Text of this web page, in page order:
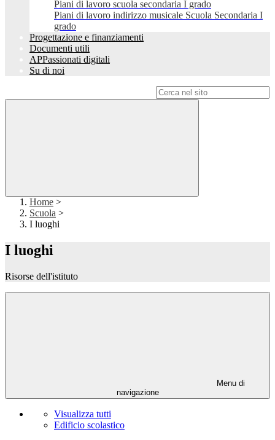
Piani di lavoro scuola secondaria I grado
Piani di lavoro indirizzo musicale Scuola Secondaria I
grado
Progettazione e finanziamenti
Documenti utili
APPassionati digitali
Su di noi
Home >
Scuola >
I luoghi
I luoghi
Risorse dell'istituto
Menu di
navigazione
Visualizza tutti
Edificio scolastico